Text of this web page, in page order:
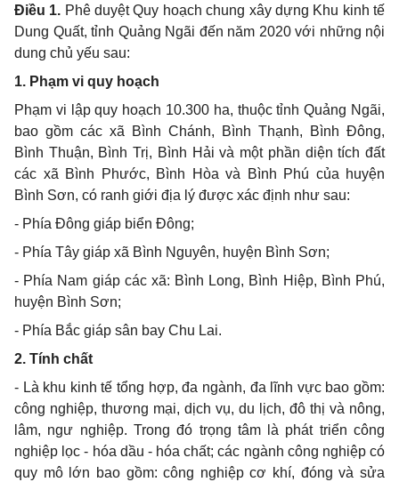
Điều 1. Phê duyệt Quy hoạch chung xây dựng Khu kinh tế
Dung Quất, tỉnh Quảng Ngãi đến năm 2020 với những nội
dung chủ yếu sau:
1. Phạm vi quy hoạch
Phạm vi lập quy hoạch 10.300 ha, thuộc tỉnh Quảng Ngãi,
bao gồm các xã Bình Chánh, Bình Thạnh, Bình Đông,
Bình Thuận, Bình Trị, Bình Hải và một phần diện tích đất
các xã Bình Phước, Bình Hòa và Bình Phú của huyện
Bình Sơn, có ranh giới địa lý được xác định như sau:
- Phía Đông giáp biển Đông;
- Phía Tây giáp xã Bình Nguyên, huyện Bình Sơn;
- Phía Nam giáp các xã: Bình Long, Bình Hiệp, Bình Phú,
huyện Bình Sơn;
- Phía Bắc giáp sân bay Chu Lai.
2. Tính chất
- Là khu kinh tế tổng hợp, đa ngành, đa lĩnh vực bao gồm:
công nghiệp, thương mại, dịch vụ, du lịch, đô thị và nông,
lâm, ngư nghiệp. Trong đó trọng tâm là phát triển công
nghiệp lọc - hóa dầu - hóa chất; các ngành công nghiệp có
quy mô lớn bao gồm: công nghiệp cơ khí, đóng và sửa